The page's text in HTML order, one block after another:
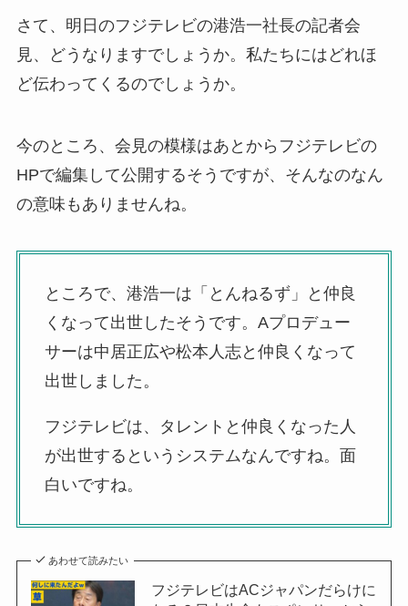
さて、明日のフジテレビの港浩一社長の記者会
見、どうなりますでしょうか。私たちにはどれほ
ど伝わってくるのでしょうか。
今のところ、会見の模様はあとからフジテレビの
HPで編集して公開するそうですが、そんなのなん
の意味もありませんね。
ところで、港浩一は「とんねるず」と仲良
くなって出世したそうです。Aプロデュー
サーは中居正広や松本人志と仲良くなって
出世しました。
フジテレビは、タレントと仲良くなった人
が出世するというシステムなんですね。面
白いですね。
あわせて読みたい
フジテレビはACジャパンだらけに